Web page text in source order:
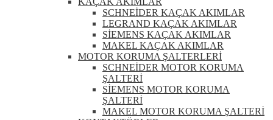
SCHNEİDER KAÇAK AKIMLAR
LEGRAND KAÇAK AKIMLAR
SİEMENS KAÇAK AKIMLAR
MAKEL KAÇAK AKIMLAR
MOTOR KORUMA ŞALTERLERİ
SCHNEİDER MOTOR KORUMA
ŞALTERİ
SİEMENS MOTOR KORUMA
ŞALTERİ
MAKEL MOTOR KORUMA ŞALTERİ